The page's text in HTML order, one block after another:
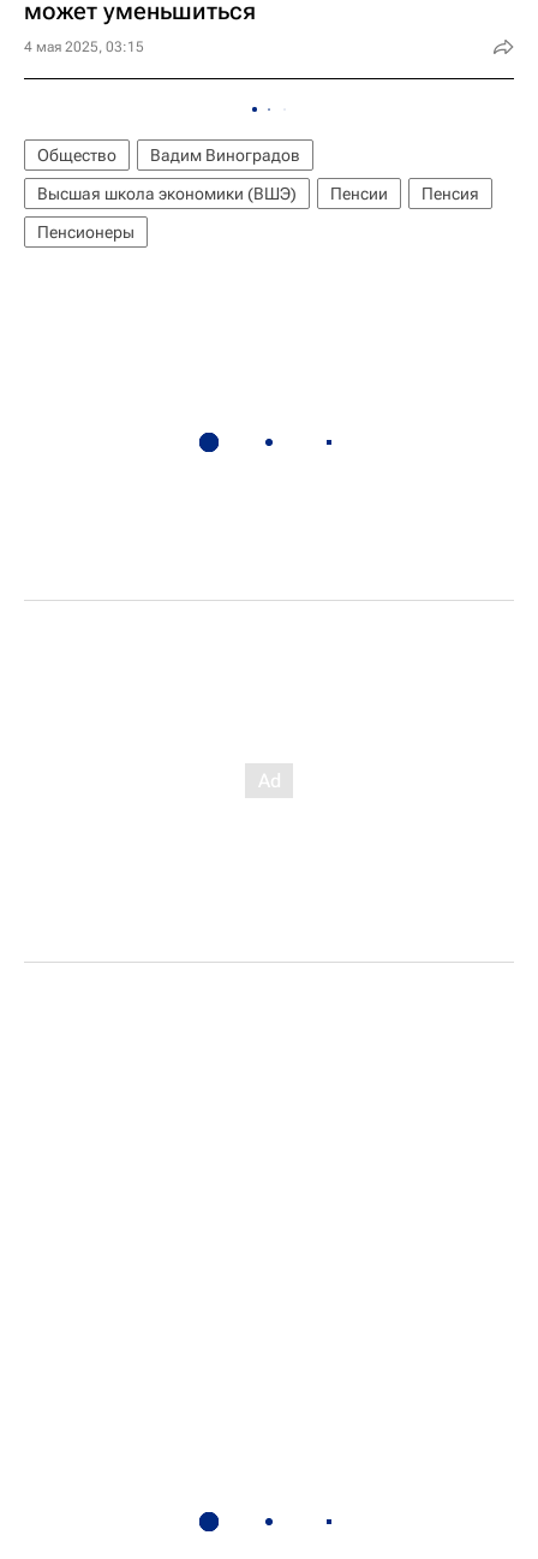
может уменьшиться
4 мая 2025, 03:15
Общество
Вадим Виноградов
Высшая школа экономики (ВШЭ)
Пенсии
Пенсия
Пенсионеры